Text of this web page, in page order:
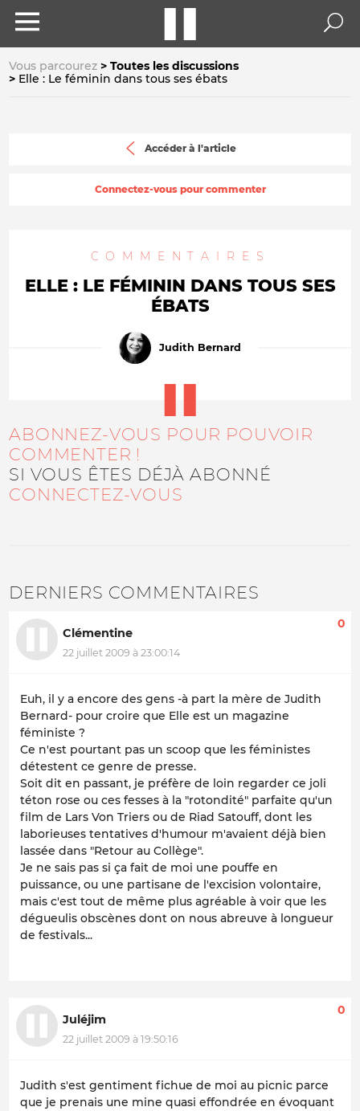
Vous parcourez
Toutes les discussions
Elle : Le féminin dans tous ses ébats
Accéder à l'article
Connectez-vous pour commenter
COMMENTAIRES
ELLE : LE FÉMININ DANS TOUS SES
ÉBATS
Judith Bernard
ABONNEZ-VOUS POUR POUVOIR
COMMENTER !
SI VOUS ÊTES DÉJÀ ABONNÉ
CONNECTEZ-VOUS
DERNIERS COMMENTAIRES
Clémentine
22 juillet 2009 à 23:00:14
0
Euh, il y a encore des gens -à part la mère de Judith
Bernard- pour croire que Elle est un magazine
féministe ?
Ce n'est pourtant pas un scoop que les féministes
détestent ce genre de presse.
Soit dit en passant, je préfère de loin regarder ce joli
téton rose ou ces fesses à la "rotondité" parfaite qu'un
film de Lars Von Triers ou de Riad Satouff, dont les
laborieuses tentatives d'humour m'avaient déjà bien
lassée dans "Retour au Collège".
Je ne sais pas si ça fait de moi une pouffe en
puissance, ou une partisane de l'excision volontaire,
mais c'est tout de même plus agréable à voir que les
dégueulis obscènes dont on nous abreuve à longueur
de festivals...
Juléjim
22 juillet 2009 à 19:50:16
0
Judith s'est gentiment fichue de moi au picnic parce
que je prenais une mine quasi effondrée en évoquant